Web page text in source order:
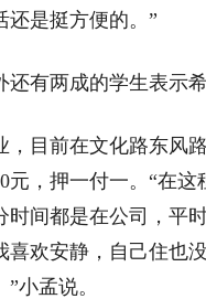
还是挺方便的。”
两成的学生表示希
前在文化路东风路
元，押一付一。“在
时间都是在公司，平
喜欢安静，自己住也
小孟说。